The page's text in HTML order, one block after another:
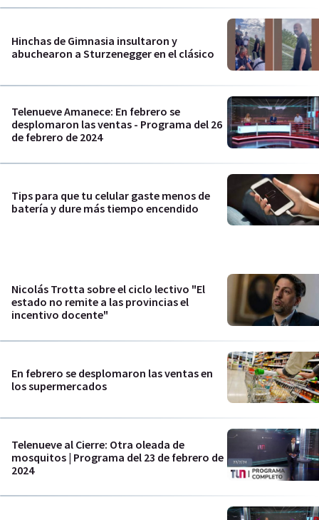
Hinchas de Gimnasia insultaron y
abuchearon a Sturzenegger en el clásico
Telenueve Amanece: En febrero se
desplomaron las ventas - Programa del 26
de febrero de 2024
Tips para que tu celular gaste menos de
batería y dure más tiempo encendido
Nicolás Trotta sobre el ciclo lectivo "El
estado no remite a las provincias el
incentivo docente"
En febrero se desplomaron las ventas en
los supermercados
Telenueve al Cierre: Otra oleada de
mosquitos | Programa del 23 de febrero de
2024